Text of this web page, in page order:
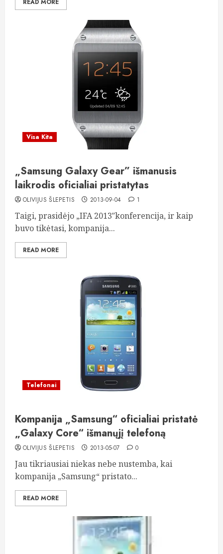
READ MORE
Visa Kita
„Samsung Galaxy Gear” išmanusis
laikrodis oficialiai pristatytas
OLIVIJUS ŠLEPETIS 2013-09-04 1
Taigi, prasidėjo „IFA 2013″konferencija, ir kaip
buvo tikėtasi, kompanija...
READ MORE
Telefonai
Kompanija „Samsung“ oficialiai pristatė
„Galaxy Core“ išmanųjį telefoną
OLIVIJUS ŠLEPETIS 2013-05-07 0
Jau tikriausiai niekas nebe nustemba, kai
kompanija „Samsung“ pristato...
READ MORE